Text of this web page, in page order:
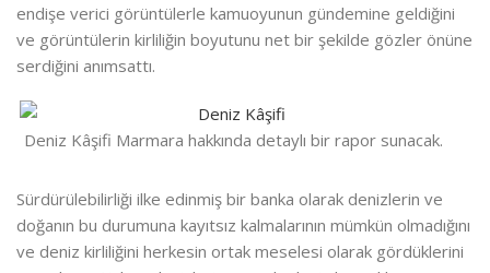
endişe verici görüntülerle kamuoyunun gündemine geldiğini
ve görüntülerin kirliliğin boyutunu net bir şekilde gözler önüne
serdiğini anımsattı.
Deniz Kâşifi Marmara hakkında detaylı bir rapor sunacak.
Sürdürülebilirliği ilke edinmiş bir banka olarak denizlerin ve
doğanın bu durumuna kayıtsız kalmalarının mümkün olmadığını
ve deniz kirliliğini herkesin ortak meselesi olarak gördüklerini